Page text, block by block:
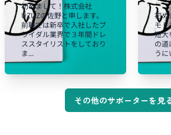
初めまして！株式会社
UZUZの佐野と申します。
前職では新卒で入社したブ
ライダル業界で３年間ドレ
ススタイリストをしており
ま...
初め
モト
短大
の道
う
その他のサポーターを見